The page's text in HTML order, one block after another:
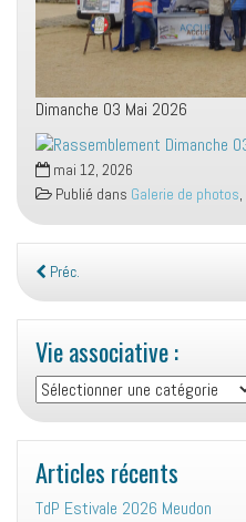
Dimanche 03 Mai 2026
mai 12, 2026
Publié dans Galerie de photos,
Préc.
Vie associative :
Vie
associative
:
Articles récents
TdP Estivale 2026 Meudon